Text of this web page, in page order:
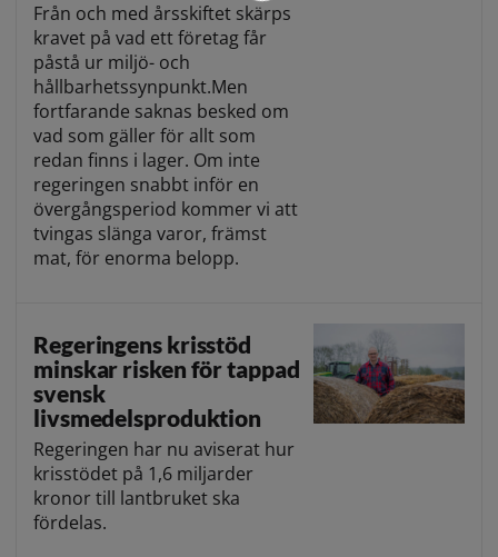
Från och med årsskiftet skärps
kravet på vad ett företag får
påstå ur miljö- och
hållbarhetssynpunkt.Men
fortfarande saknas besked om
vad som gäller för allt som
redan finns i lager. Om inte
regeringen snabbt inför en
övergångsperiod kommer vi att
tvingas slänga varor, främst
mat, för enorma belopp.
Regeringens krisstöd
minskar risken för tappad
svensk
livsmedelsproduktion
Regeringen har nu aviserat hur
krisstödet på 1,6 miljarder
kronor till lantbruket ska
fördelas.